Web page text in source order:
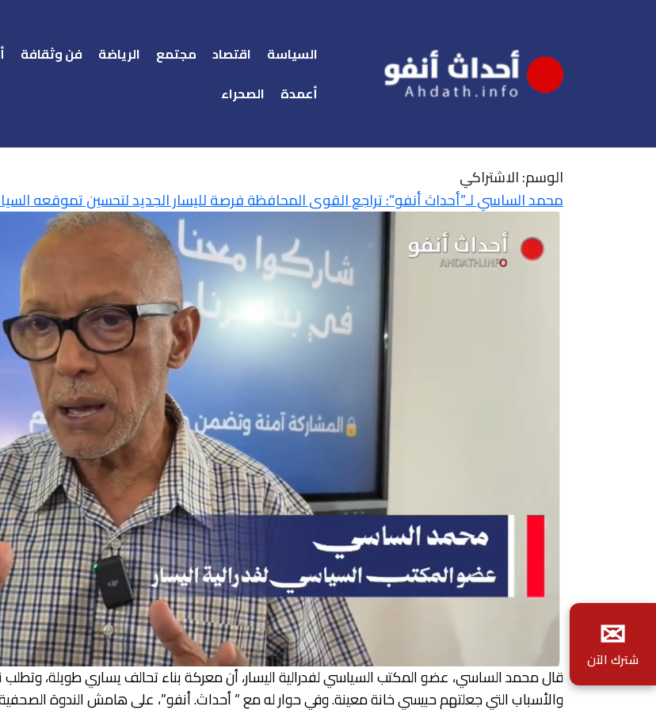
السياسة اقتصاد مجتمع الرياضة فن وثقافة
أعمدة
الصحراء
الوسم:الاشتراكي
محمد الساسي لـ”أحداث أنفو”: تراجع القوى المحافظة فرصة لليسار الجديد لتحسين تموقعه
قال محمد الساسي، عضو المكتب السياسي لفدرالية اليسار، أن معركة بناء تحالف يساري طويلة، وتطلب
والأسباب التي جعلتهم حبيسي خانة معينة. وفي حوار له مع ” أحداث. أنفو”، على هامش الندوة الصحفية
✉
شترك الآن